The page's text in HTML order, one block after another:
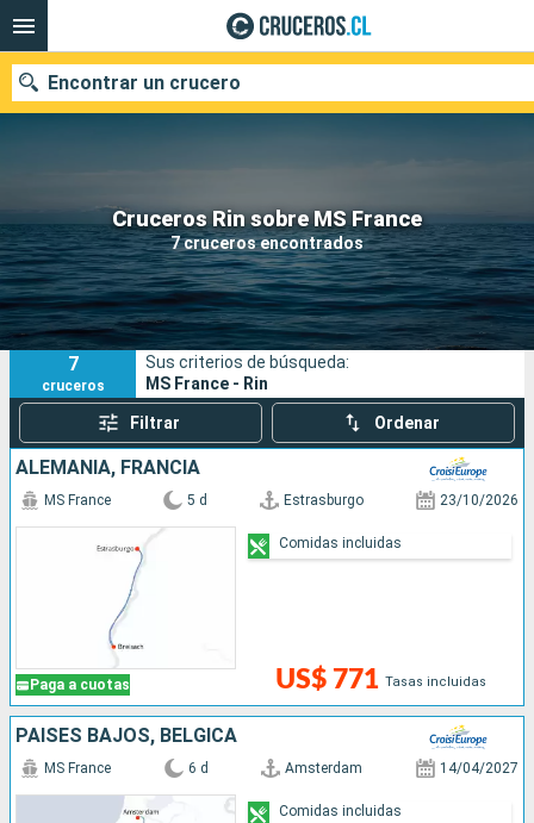
Cruceros Rin sobre MS France
7 cruceros encontrados
Encontrar un crucero
Nuestros destinos
Fecha de salida
Puertos Compañías
7
cruceros
Sus criterios de búsqueda:
MS France - Rin
Filtrar Ordenar
ALEMANIA, FRANCIA
Paga a cuotas
MS France 5 d Estrasburgo 23/10/2026
US$ 771 Tasas incluidas
Comidas incluidas
PAISES BAJOS, BÉLGICA
MS France 6 d Amsterdam 14/04/2027
Comidas incluidas